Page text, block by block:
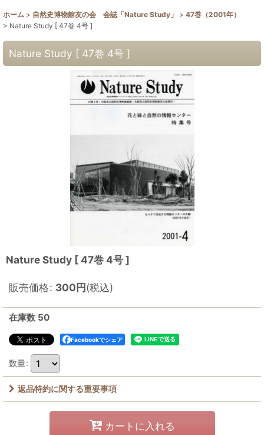
ホーム > 自然史博物館友の会 会誌「Nature Study」 > 47巻（2001年）
> Nature Study [ 47巻 4号 ]
Nature Study [ 47巻 4号 ]
Nature Study [ 47巻 4号 ]
販売価格: 300円(税込)
在庫数 50
Facebookでシェア
数量:
返品特約に関する重要事項
カートに入れる